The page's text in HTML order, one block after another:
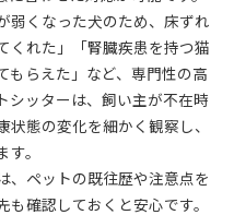
弱くなった犬のため、床ずれ
くれた」「腎臓疾患を持つ猫
もらえた」など、専門性の高
シッターは、飼い主が不在時
態の変化を細かく観察し、
。
、ペットの既往歴や注意点を
確認しておくと安心です。